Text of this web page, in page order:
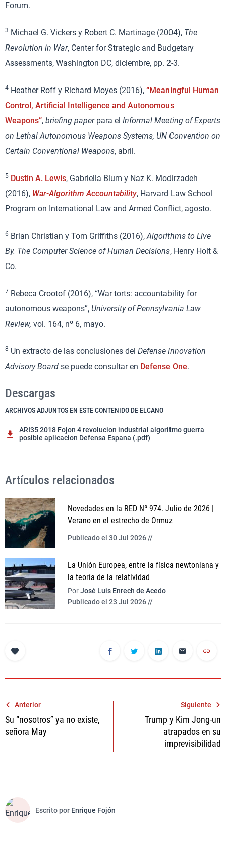
Forum.
3 Michael G. Vickers y Robert C. Martinage (2004), The
Revolution in War, Center for Strategic and Budgetary
Assessments, Washington DC, diciembre, pp. 2-3.
4 Heather Roff y Richard Moyes (2016), “Meaningful Human
Control, Artificial Intelligence and Autonomous
Weapons”, briefing paperpara el Informal Meeting of Experts
on Lethal Autonomous Weapons Systems, UN Convention on
Certain Conventional Weapons, abril.
5 Dustin A. Lewis, Gabriella Blum y Naz K. Modirzadeh
(2016), War-Algorithm Accountability, Harvard Law School
Program on International Law and Armed Conflict, agosto.
6 Brian Christian y Tom Griffiths (2016), Algorithms to Live
By. The Computer Science of Human Decisions, Henry Holt &
Co.
7 Rebeca Crootof (2016), “War torts: accountability for
autonomous weapons”, University of Pennsylvania Law
Review, vol. 164, nº 6, mayo.
8 Un extracto de las conclusiones del Defense Innovation
Advisory Board se puede consultar en Defense One.
Descargas
ARCHIVOS ADJUNTOS EN ESTE CONTENIDO DE ELCANO
ARI35 2018 Fojon 4 revolucion industrial algoritmo guerra
posible aplicacion Defensa Espana (.pdf)
Artículos relacionados
Novedades en la RED Nº 974. Julio de 2026 |
Verano en el estrecho de Ormuz
Publicado el 30 Jul 2026 //
La Unión Europea, entre la física newtoniana y
la teoría de la relatividad
PorJosé Luis Enrech de Acedo
Publicado el 23 Jul 2026 //
Navegación
de
entradas
Anterior
Su “nosotros” ya no existe,
señora May
Siguiente
Trump y Kim Jong-un
atrapados en su
imprevisibilidad
Escrito por Enrique Fojón